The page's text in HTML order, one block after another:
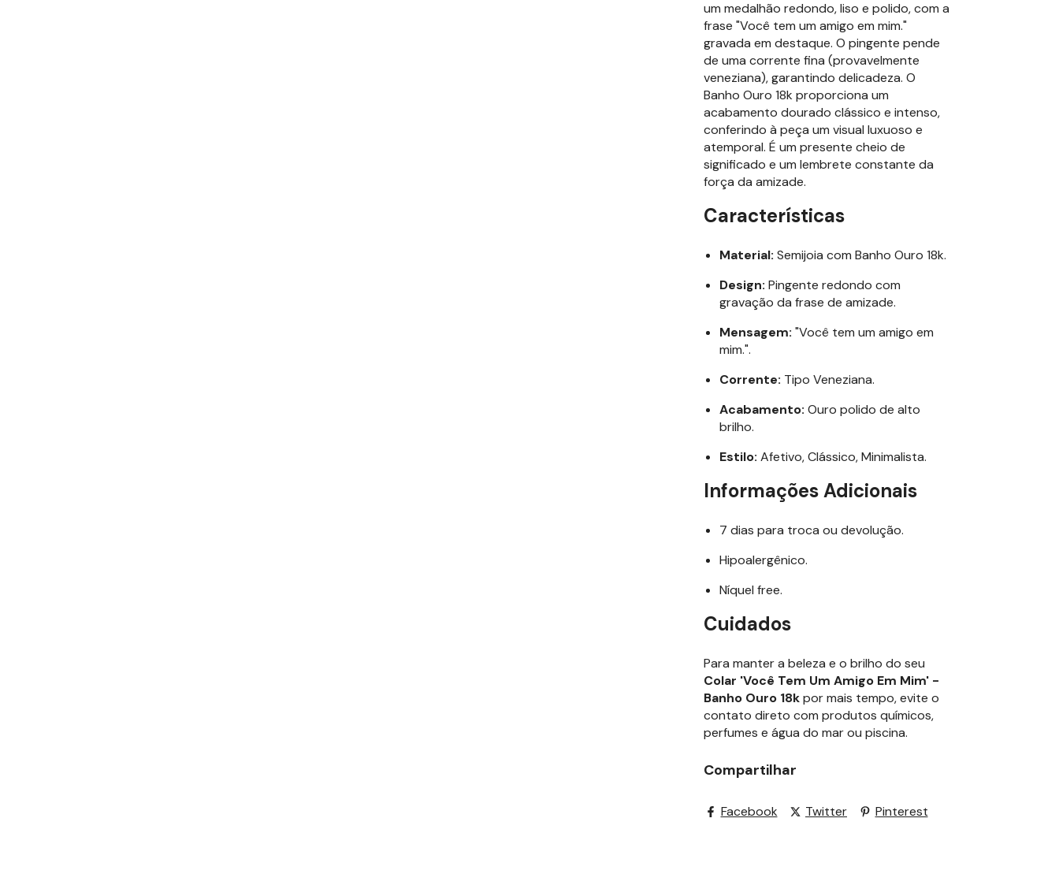
um medalhão redondo, liso e polido, com a
frase "Você tem um amigo em mim."
gravada em destaque. O pingente pende
de uma corrente fina (provavelmente
veneziana), garantindo delicadeza. O
Banho Ouro 18k proporciona um
acabamento dourado clássico e intenso,
conferindo à peça um visual luxuoso e
atemporal. É um presente cheio de
significado e um lembrete constante da
força da amizade.
Características
Material: Semijoia com Banho Ouro 18k.
Design: Pingente redondo com
gravação da frase de amizade.
Mensagem: "Você tem um amigo em
mim.".
Corrente: Tipo Veneziana.
Acabamento: Ouro polido de alto
brilho.
Estilo: Afetivo, Clássico, Minimalista.
Informações Adicionais
7 dias para troca ou devolução.
Hipoalergênico.
Níquel free.
Cuidados
Para manter a beleza e o brilho do seu
Colar 'Você Tem Um Amigo Em Mim' -
Banho Ouro 18kpor mais tempo, evite o
contato direto com produtos químicos,
perfumes e água do mar ou piscina.
Compartilhar
Facebook Twitter Pinterest